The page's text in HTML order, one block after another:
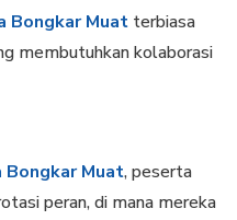
Bongkar Muat terbiasa
membutuhkan kolaborasi
Bongkar Muat, peserta
peran, di mana mereka